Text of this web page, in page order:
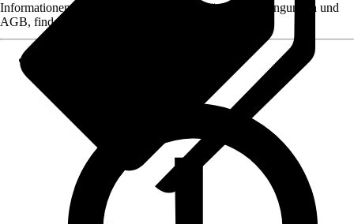
Informationen des Verkäufers, wie z. B. Rückgabebedingungen und
AGB, finden Sie bei Klick auf den Verkäufernamen.